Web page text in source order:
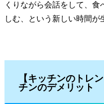
くりながら会話をして、
しむ、という新しい時間が
【キッチンのトレ
チンのデメリット